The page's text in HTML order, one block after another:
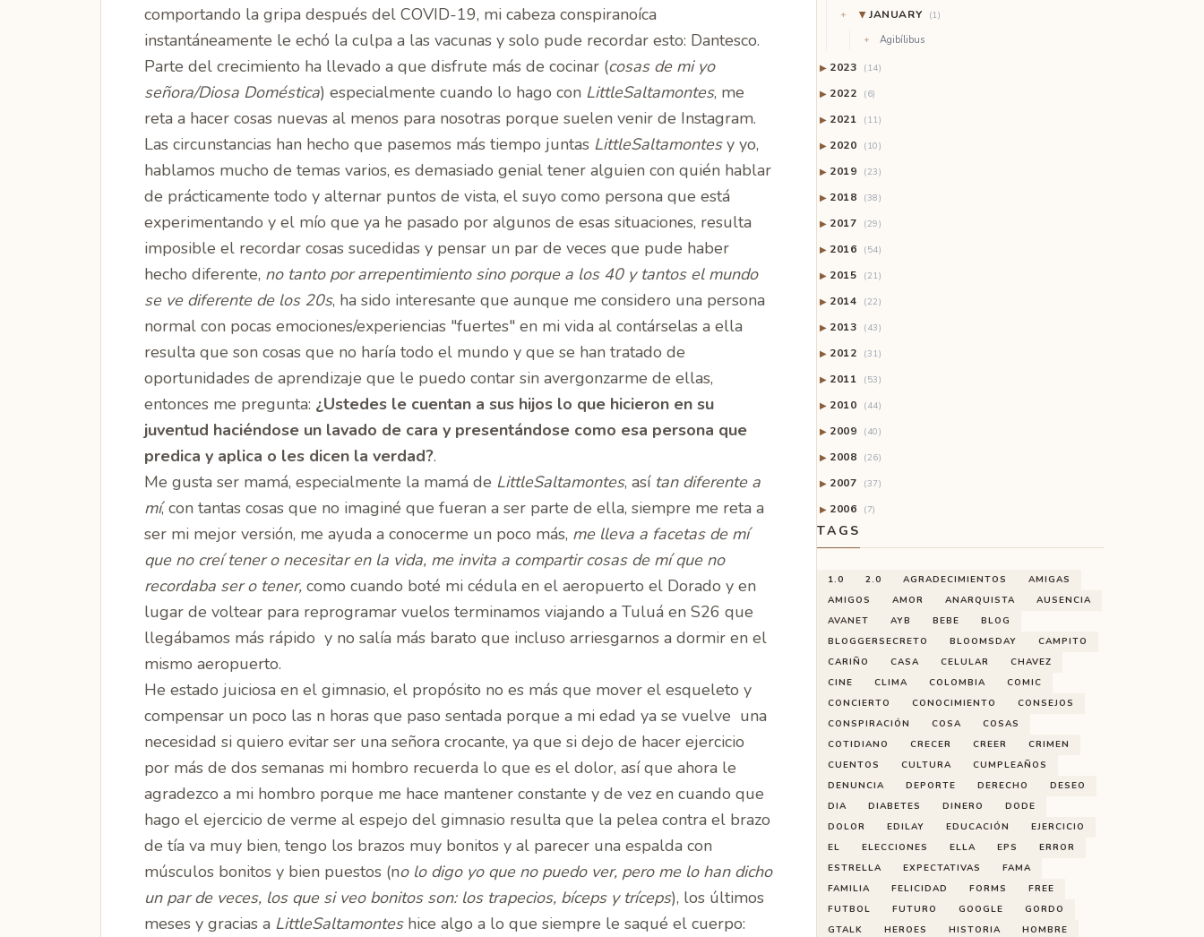
comportando la gripa después del COVID-19, mi cabeza conspiranoíca
instantáneamente le echó la culpa a las vacunas y solo pude recordar esto: Dantesco.
Parte del crecimiento ha llevado a que disfrute más de cocinar (cosas de mi yo
señora/Diosa Doméstica) especialmente cuando lo hago con LittleSaltamontes, me
reta a hacer cosas nuevas al menos para nosotras porque suelen venir de Instagram.
Las circunstancias han hecho que pasemos más tiempo juntas LittleSaltamontesy yo,
hablamos mucho de temas varios, es demasiado genial tener alguien con quién hablar
de prácticamente todo y alternar puntos de vista, el suyo como persona que está
experimentando y el mío que ya he pasado por algunos de esas situaciones, resulta
imposible el recordar cosas sucedidas y pensar un par de veces que pude haber
hecho diferente, no tanto por arrepentimiento sino porque a los 40 y tantos el mundo
se ve diferente de los 20s, ha sido interesante que aunque me considero una persona
normal con pocas emociones/experiencias "fuertes" en mi vida al contárselas a ella
resulta que son cosas que no haría todo el mundo y que se han tratado de
oportunidades de aprendizaje que le puedo contar sin avergonzarme de ellas,
entonces me pregunta: ¿Ustedes le cuentan a sus hijos lo que hicieron en su
juventud haciéndose un lavado de cara y presentándose como esa persona que
predica y aplica o les dicen la verdad?.
Me gusta ser mamá, especialmente la mamá de LittleSaltamontes, así tan diferente a
mí, con tantas cosas que no imaginé que fueran a ser parte de ella, siempre me reta a
ser mi mejor versión, me ayuda a conocerme un poco más, me lleva a facetas de mí
que no creí tener o necesitar en la vida, me invita a compartir cosas de mí que no
recordaba ser o tener, como cuando boté mi cédula en el aeropuerto el Dorado y en
lugar de voltear para reprogramar vuelos terminamos viajando a Tuluá en S26 que
llegábamos más rápido y no salía más barato que incluso arriesgarnos a dormir en el
mismo aeropuerto.
He estado juiciosa en el gimnasio, el propósito no es más que mover el esqueleto y
compensar un poco las n horas que paso sentada porque a mi edad ya se vuelve una
necesidad si quiero evitar ser una señora crocante, ya que si dejo de hacer ejercicio
por más de dos semanas mi hombro recuerda lo que es el dolor, así que ahora le
agradezco a mi hombro porque me hace mantener constante y de vez en cuando que
hago el ejercicio de verme al espejo del gimnasio resulta que la pelea contra el brazo
de tía va muy bien, tengo los brazos muy bonitos y al parecer una espalda con
músculos bonitos y bien puestos (no lo digo yo que no puedo ver, pero me lo han dicho
un par de veces, los que si veo bonitos son: los trapecios, bíceps y tríceps), los últimos
meses y gracias a LittleSaltamontes hice algo a lo que siempre le saqué el cuerpo:
▶ JANUARY (1)
Agibílibus
▶ 2023 (14)
▶ 2022 (6)
▶ 2021 (11)
▶ 2020 (10)
▶ 2019 (23)
▶ 2018 (38)
▶ 2017 (29)
▶ 2016 (54)
▶ 2015 (21)
▶ 2014 (22)
▶ 2013 (43)
▶ 2012 (31)
▶ 2011 (53)
▶ 2010 (44)
▶ 2009 (40)
▶ 2008 (26)
▶ 2007 (37)
▶ 2006 (7)
TAGS
1.0 2.0 AGRADECIMIENTOS
AMIGAS
AMIGOS
AMOR ANARQUISTA
AUSENCIA
AVANET
AYB BEBE
BLOG
BLOGGERSECRETO
BLOOMSDAY
CAMPITO
CARIÑO
CASA CELULAR
CHAVEZ
CINE
CLIMA COLOMBIA
COMIC
CONCIERTO
CONOCIMIENTO
CONSEJOS
CONSPIRACIÓN
COSA
COSAS
COTIDIANO
CRECER CREER
CRIMEN
CUENTOS
CULTURA
CUMPLEAÑOS
DENUNCIA
DEPORTE DERECHO
DESEO
DIA
DIABETES DINERO
DODE
DOLOR
EDILAY EDUCACIÓN
EJERCICIO
EL
ELECCIONES ELLA EPS
ERROR
ESTRELLA
EXPECTATIVAS
FAMA
FAMILIA
FELICIDAD FORMS
FREE
FUTBOL
FUTURO GOOGLE
GORDO
GTALK
HEROES HISTORIA
HOMBRE